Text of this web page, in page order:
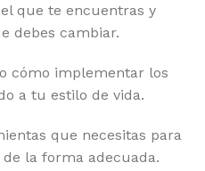
que te encuentras y
debes cambiar.
cómo implementar los
a tu estilo de vida.
que necesitas para
la forma adecuada.